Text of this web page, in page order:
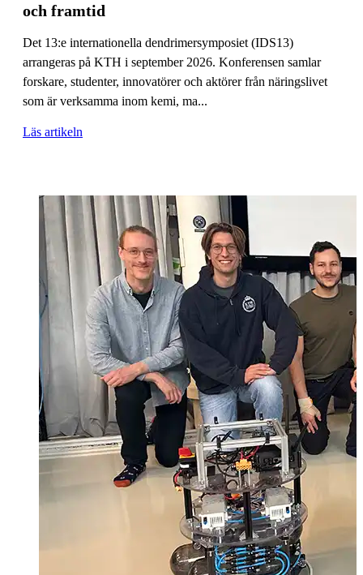
och framtid
Det 13:e internationella dendrimersymposiet (IDS13)
arrangeras på KTH i september 2026. Konferensen samlar
forskare, studenter, innovatörer och aktörer från näringslivet
som är verksamma inom kemi, ma...
Läs artikeln